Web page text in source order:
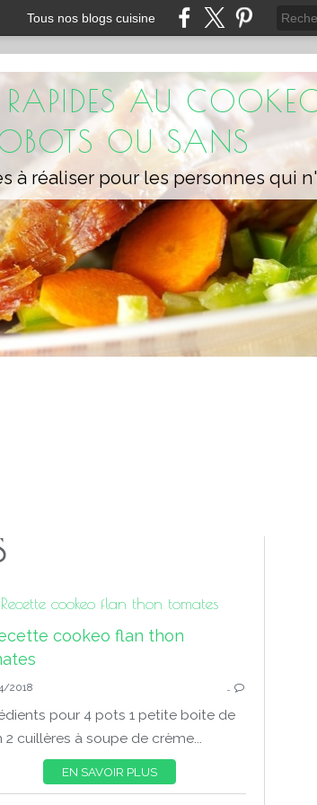
Tous nos blogs cuisine
RAPIDES AU
OU SANS
COOKEO POISSONS
Recette cookeo flan thon tomates
2018 …
pour 4 pots 1 petite boite de
2 cuillères à soupe de crème...
EN SAVOIR PLUS